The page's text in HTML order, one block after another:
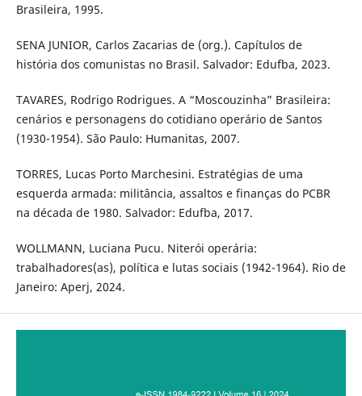
Brasileira, 1995.
SENA JUNIOR, Carlos Zacarias de (org.). Capítulos de
história dos comunistas no Brasil. Salvador: Edufba, 2023.
TAVARES, Rodrigo Rodrigues. A “Moscouzinha” Brasileira:
cenários e personagens do cotidiano operário de Santos
(1930-1954). São Paulo: Humanitas, 2007.
TORRES, Lucas Porto Marchesini. Estratégias de uma
esquerda armada: militância, assaltos e finanças do PCBR
na década de 1980. Salvador: Edufba, 2017.
WOLLMANN, Luciana Pucu. Niterói operária:
trabalhadores(as), política e lutas sociais (1942-1964). Rio de
Janeiro: Aperj, 2024.